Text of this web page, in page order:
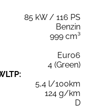
85 kW / 116 PS
Benzin
999 cm³
Euro6
4 (Green)
5,4 l/100km
124 g/km
D